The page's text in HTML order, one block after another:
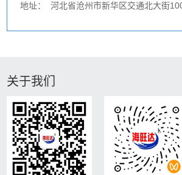
地址：
河北省沧州市新华区交通北大街
关于我们